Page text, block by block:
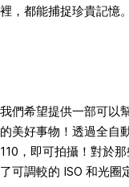
裡，都能捕捉珍貴記憶。
我們希望提供一部可以
的美好事物！透過全自
110，即可拍攝！對於
了可調較的 ISO 和光圈